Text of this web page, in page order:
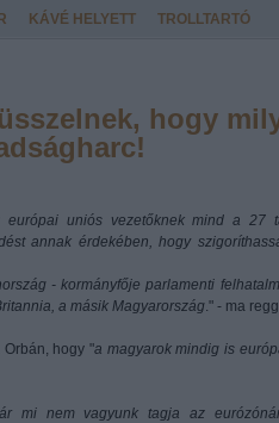
KÁVÉ HELYETT TROLLTARTÓ
hogy
európai uniós vezetőknek mind a 27
annak érdekében, hogy
- kormányfője parlamenti
a másik Magyarország." - ma
hogy "a magyarok mindig is
mi nem vagyunk tagja az